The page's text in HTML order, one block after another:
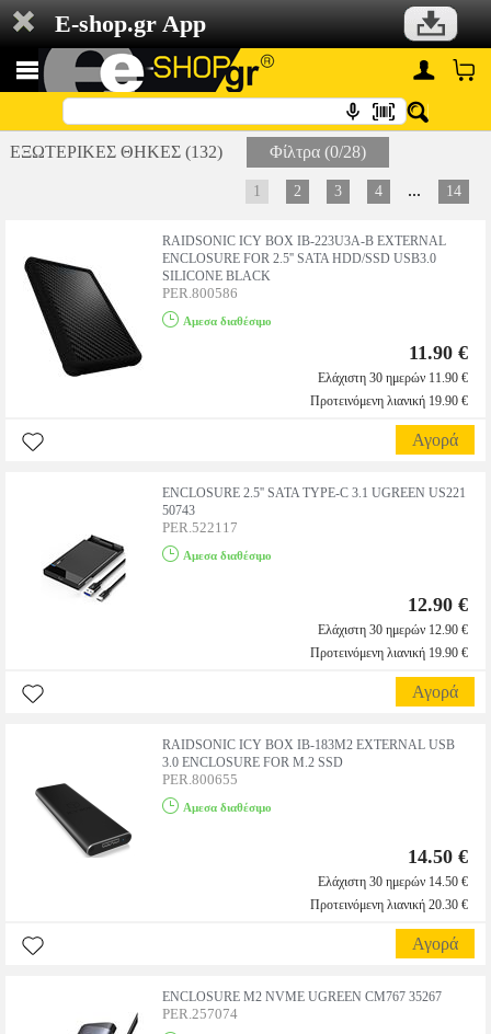
E-shop.gr App
ΕΞΩΤΕΡΙΚΕΣ ΘΗΚΕΣ (132) Φίλτρα (0/28)
1 2 3 4 ... 14
RAIDSONIC ICY BOX IB-223U3A-B EXTERNAL
ENCLOSURE FOR 2.5'' SATA HDD/SSD USB3.0
SILICONE BLACK
PER.800586
Αμεσα διαθέσιμο
11.90 €
Ελάχιστη 30 ημερών 11.90 €
Προτεινόμενη λιανική 19.90 €
Αγορά
ENCLOSURE 2.5'' SATA TYPE-C 3.1 UGREEN US221
50743
PER.522117
Αμεσα διαθέσιμο
12.90 €
Ελάχιστη 30 ημερών 12.90 €
Προτεινόμενη λιανική 19.90 €
Αγορά
RAIDSONIC ICY BOX IB-183M2 EXTERNAL USB
3.0 ENCLOSURE FOR M.2 SSD
PER.800655
Αμεσα διαθέσιμο
14.50 €
Ελάχιστη 30 ημερών 14.50 €
Προτεινόμενη λιανική 20.30 €
Αγορά
ENCLOSURE M2 NVME UGREEN CM767 35267
PER.257074